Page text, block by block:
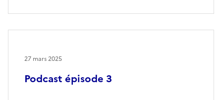
Podcast épisode 3
27 mars 2025